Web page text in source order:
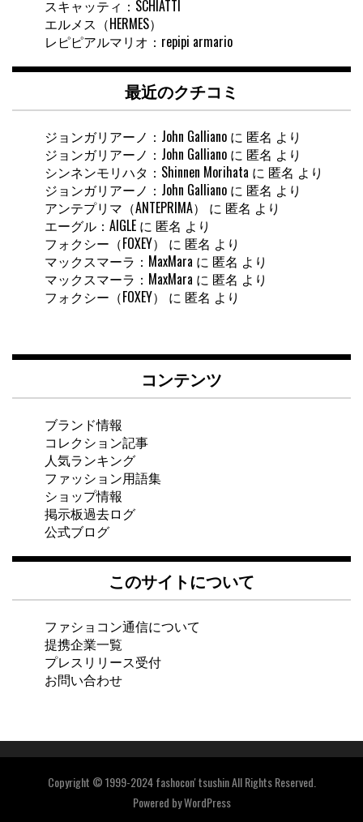
スキャッティ：SCHIATTI
エルメス（HERMES）
レピピアルマリオ：repipi armario
最近のクチコミ
ジョンガリアーノ：John Galliano に 匿名 より
ジョンガリアーノ：John Galliano に 匿名 より
シンネンモリハタ：Shinnen Morihata に 匿名 より
ジョンガリアーノ：John Galliano に 匿名 より
アンテプリマ（ANTEPRIMA）
に 匿名 より
エーグル：AIGLE に 匿名 より
フォクシー（FOXEY）
に 匿名 より
マックスマーラ：MaxMara に 匿名 より
マックスマーラ：MaxMara に 匿名 より
フォクシー（FOXEY）
に 匿名 より
コンテンツ
ブランド情報
コレクション記事
人気ランキング
ファッション用語集
ショップ情報
掲示板過去ログ
公式ブログ
このサイトについて
ファショコン通信について
提携企業一覧
プレスリリース受付
お問い合わせ
Copyright © 1999-2024 fashocon' tsushin All Rights Reserved.
Powered byWordPress